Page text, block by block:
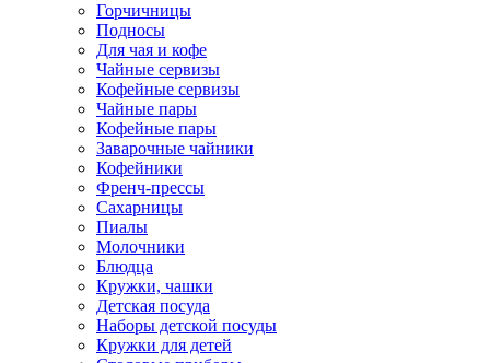
Горчичницы
Подносы
Для чая и кофе
Чайные сервизы
Кофейные сервизы
Чайные пары
Кофейные пары
Заварочные чайники
Кофейники
Френч-прессы
Сахарницы
Пиалы
Молочники
Блюдца
Кружки, чашки
Детская посуда
Наборы детской посуды
Кружки для детей